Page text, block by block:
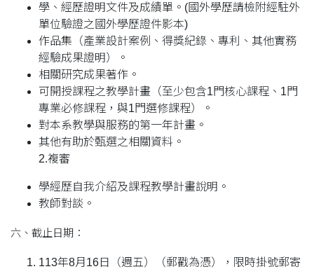
學、經歷證明文件及成績單。(國外學歷請檢附經駐外
單位驗證之國外學歷證件影本)
作品集（產業設計案例、得獎紀錄、專利、其他實務
經驗成果證明）。
相關研究成果著作。
可開授課程之教學計畫（至少包含1門核心課程、1門
專業必修課程，與1門選修課程）。
對本系教學與服務的第一年計畫。
其他有助於甄選之相關資料。
2.複審
學經歷自我介紹及課程教學計畫說明。
教師對談。
六、截止日期：
113年8月16日（週五）（郵戳為憑），限時掛號郵寄